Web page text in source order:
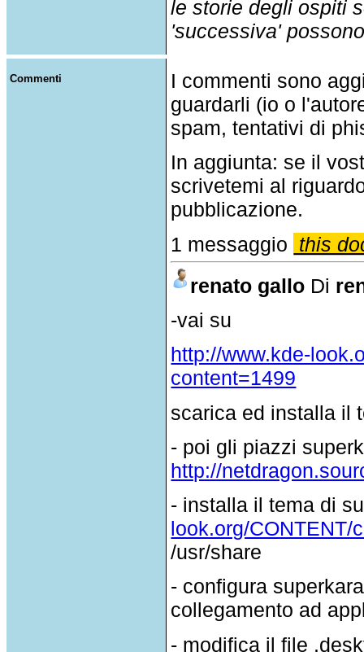
le storie degli ospiti
'successiva'
Commenti
I commenti sono
guardarli (io o
spam, tentativi di
In aggiunta: se il
scrivetemi al
pubblicazione.
1 messaggio this
renato gallo Di
-vai su
http://www.kde-
content=1499
scarica ed installa il
- poi gli piazzi
http://
- installa il tema di
look.org/CONTENT/
/usr/share
- configura
collegamento ad
- modifica il file